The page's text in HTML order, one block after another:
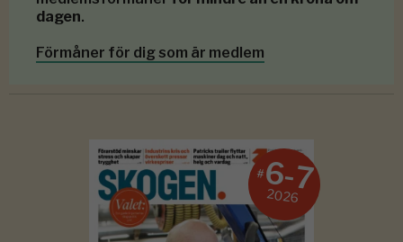
dagen.
Förmåner för dig som är medlem
#6-7
2026